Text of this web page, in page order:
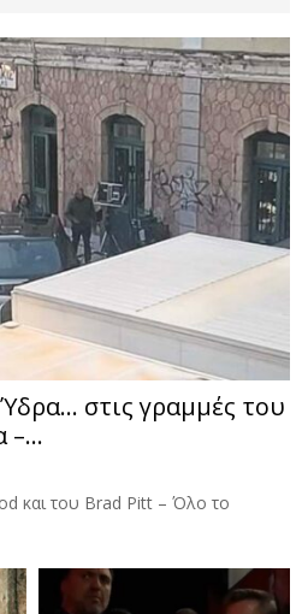
στις γραμμές του
–...
και του Brad Pitt – Όλο το